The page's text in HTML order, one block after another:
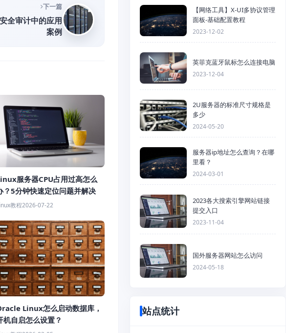
下一篇
全审计中的应用
案例
服务器CPU占用过高怎么
？5分钟快速定位问题并解决
教程2026-07-22
Linux怎么启动数据库，
机自启怎么设置？
【网络工具】X-UI多协议管理
面板-基础配置教程
2023-12-02
英菲克蓝牙鼠标怎么连接电脑
2023-12-04
2U服务器的标准尺寸规格是
多少
2024-05-20
服务器ip地址怎么查询？在哪
里看？
2024-03-01
2023各大搜索引擎网站链接
提交入口
2023-11-04
国外服务器网站怎么访问
2024-05-18
站点统计